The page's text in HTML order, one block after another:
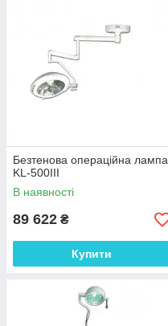
Безтенова операційна лампа
KL-500III
В наявності
89 622 ₴
Купити